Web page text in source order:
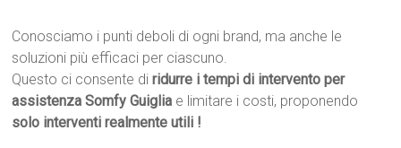
Conosciamo i punti deboli di ogni brand, ma anche le
soluzioni più efficaci per ciascuno.
Questo ci consente diridurre i tempi di intervento per
assistenza Somfy Guiglia e limitare i costi, proponendo
solo interventi realmente utili !